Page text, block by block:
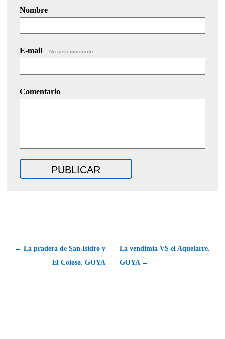
Nombre
E-mail No será mostrado.
Comentario
← La pradera de San Isidro y
El Coloso. GOYA
La vendimia VS el Aquelarre.
GOYA →